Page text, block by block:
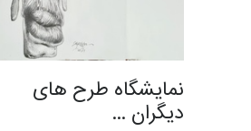
نمایشگاه طرح های
دیگران …